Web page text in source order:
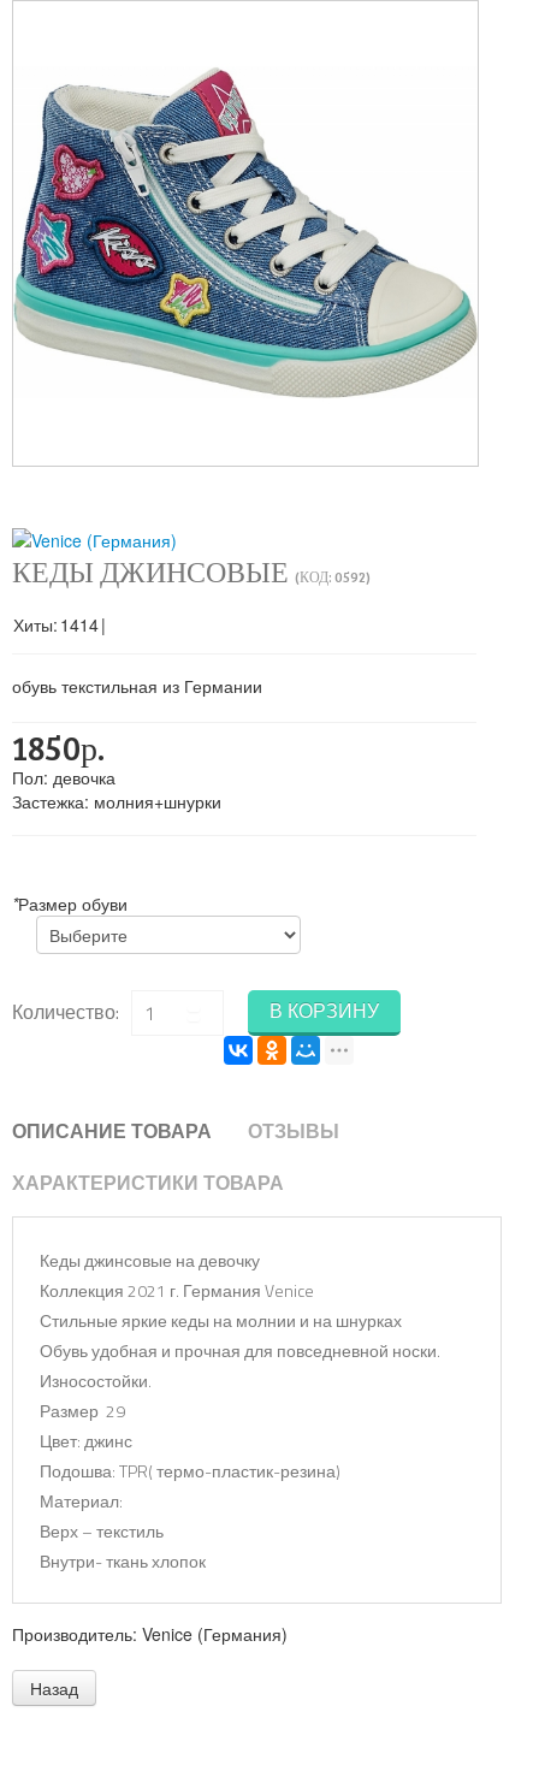
КЕДЫ ДЖИНСОВЫЕ (КОД:0592)
Хиты: 1414|
обувь текстильная из Германии
1850р.
Пол: девочка
Застежка: молния+шнурки
*Размер обуви
Количество: В КОРЗИНУ
ОПИСАНИЕ ТОВАРА
ОТЗЫВЫ
ХАРАКТЕРИСТИКИ ТОВАРА
Кеды джинсовые на девочку
Коллекция2021 г. Германия Venice
Стильные яркие кеды на молнии и на шнурках
Обувь удобная и прочная для повседневной носки.
Износостойки.
Размер 29
Цвет: джинс
Подошва: TPR( термо-пластик-резина)
Материал:
Верх – текстиль
Внутри- ткань хлопок
Производитель: Venice (Германия)